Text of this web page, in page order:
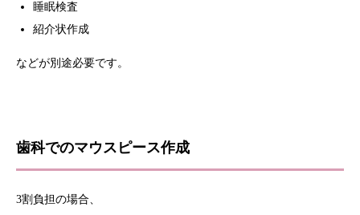
睡眠検査
紹介状作成
などが別途必要です。
歯科でのマウスピース作成
3割負担の場合、